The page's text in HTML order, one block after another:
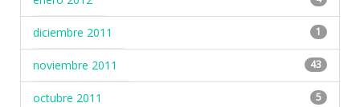
diciembre 2011 1
noviembre 2011 43
octubre 2011 5